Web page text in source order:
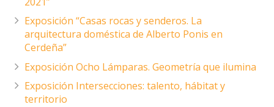
Exposición “Casas rocas y senderos. La
arquitectura doméstica de Alberto Ponis en
Cerdeña”
Exposición Ocho Lámparas. Geometría que ilumina
Exposición Intersecciones: talento, hábitat y
territorio